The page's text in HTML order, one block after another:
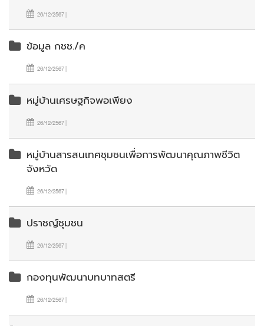
26/12/2567 |
ข้อมูล กชช./ค
26/12/2567 |
หมู่บ้านเศรษฐกิจพอเพียง
26/12/2567 |
หมู่บ้านสารสนเทศชุมชนเพื่อการพัฒนาคุณภาพชีวิต
จังหวัด
26/12/2567 |
ปราชญ์ชุมชน
26/12/2567 |
กองทุนพัฒนาบทบาทสตรี
26/12/2567 |